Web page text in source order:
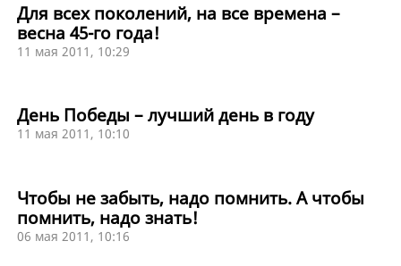
Для всех поколений, на все времена –
весна 45-го года!
11 мая 2011, 10:29
День Победы – лучший день в году
11 мая 2011, 10:10
Чтобы не забыть, надо помнить. А чтобы
помнить, надо знать!
06 мая 2011, 10:16